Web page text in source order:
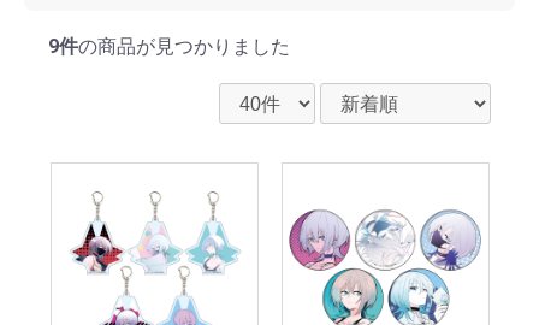
9件の商品が見つかりました